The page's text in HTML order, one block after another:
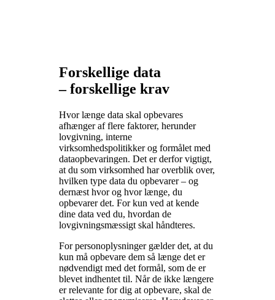
Forskellige data
– forskellige krav
Hvor længe data skal opbevares
afhænger af flere faktorer, herunder
lovgivning, interne
virksomhedspolitikker og formålet med
dataopbevaringen. Det er derfor vigtigt,
at du som virksomhed har overblik over,
hvilken type data du opbevarer – og
dernæst hvor og hvor længe, du
opbevarer det. For kun ved at kende
dine data ved du, hvordan de
lovgivningsmæssigt skal håndteres.
For personoplysninger gælder det, at du
kun må opbevare dem så længe det er
nødvendigt med det formål, som de er
blevet indhentet til. Når de ikke længere
er relevante for dig at opbevare, skal de